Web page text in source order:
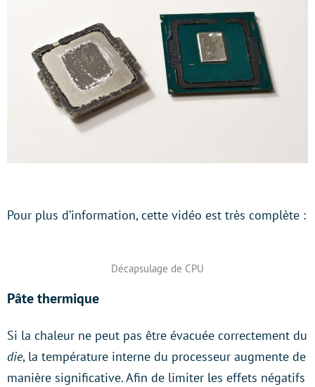
Pour plus d’information, cette vidéo est très complète :
Décapsulage de CPU
Pâte thermique
Si la chaleur ne peut pas être évacuée correctement du
die, la température interne du processeur augmente de
manière significative. Afin de limiter les effets négatifs